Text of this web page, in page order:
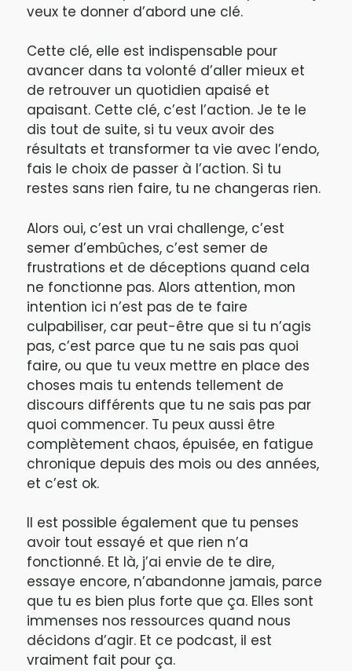
veux te donner d’abord une clé.
Cette clé, elle est indispensable pour
avancer dans ta volonté d’aller mieux et
de retrouver un quotidien apaisé et
apaisant. Cette clé, c’est l’action. Je te le
dis tout de suite, si tu veux avoir des
résultats et transformer ta vie avec l’endo,
fais le choix de passer à l’action. Si tu
restes sans rien faire, tu ne changeras rien.
Alors oui, c’est un vrai challenge, c’est
semer d’embûches, c’est semer de
frustrations et de déceptions quand cela
ne fonctionne pas. Alors attention, mon
intention ici n’est pas de te faire
culpabiliser, car peut-être que si tu n’agis
pas, c’est parce que tu ne sais pas quoi
faire, ou que tu veux mettre en place des
choses mais tu entends tellement de
discours différents que tu ne sais pas par
quoi commencer. Tu peux aussi être
complètement chaos, épuisée, en fatigue
chronique depuis des mois ou des années,
et c’est ok.
Il est possible également que tu penses
avoir tout essayé et que rien n’a
fonctionné. Et là, j’ai envie de te dire,
essaye encore, n’abandonne jamais, parce
que tu es bien plus forte que ça. Elles sont
immenses nos ressources quand nous
décidons d’agir. Et ce podcast, il est
vraiment fait pour ça.